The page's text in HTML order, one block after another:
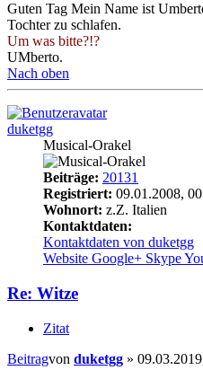
Guten Tag Mein Name ist
Tochter zu schlafen.
Um was bitte?!?
UMberto.
Nach oben
duketgg
Musical-Orakel
Beiträge: 20131
Registriert: 09.01.2008,
Wohnort: z.Z. Italien
Kontaktdaten:
Kontaktdaten von duketgg
Website Google+ Skype
Re: Witze
Zitat
Beitragvon duketgg »